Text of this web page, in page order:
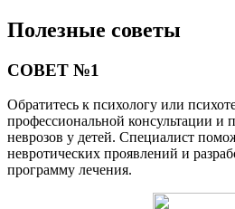
Полезные советы
СОВЕТ №1
Обратитесь к психологу или
профессиональной консультации и
неврозов у детей. Специалист
невротических проявлений и
программу лечения.